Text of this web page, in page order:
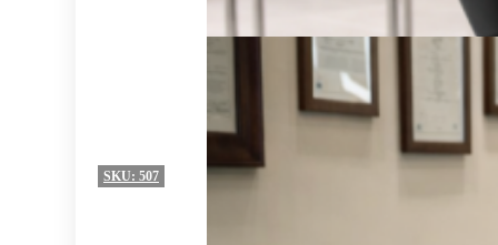
SKU: 507